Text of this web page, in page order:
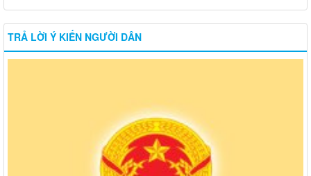
TRẢ LỜI Ý KIẾN NGƯỜI DÂN